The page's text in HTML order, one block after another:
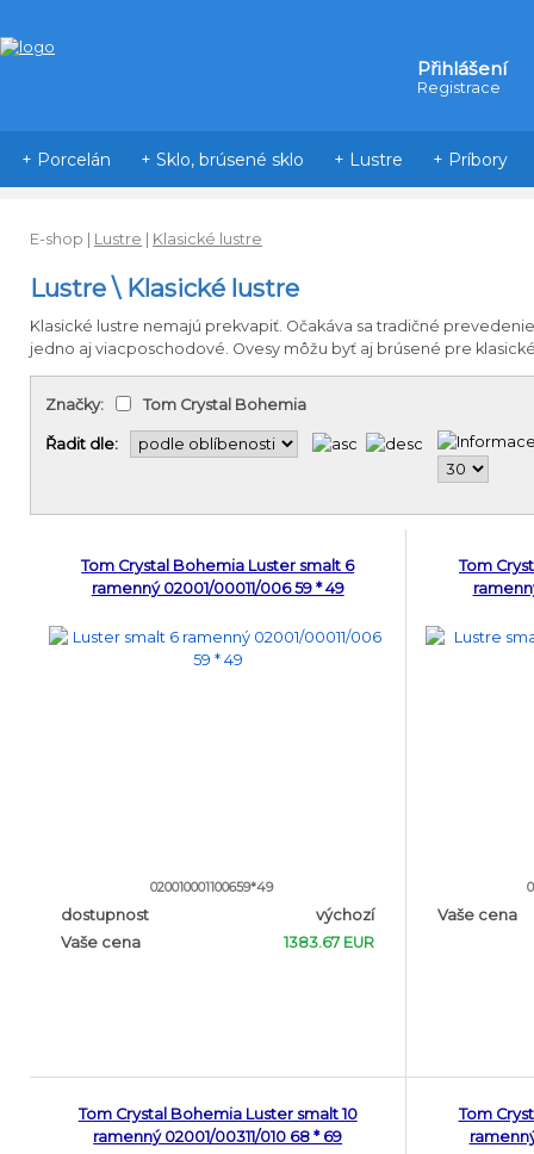
Přihlášení
Registrace
E-shop Lustre Klasické lustre
Lustre \ Klasické lustre
Klasické lustre nemajú prekvapiť. Očakáva sa tradičné
jedno aj viacposchodové. Ovesy môžu byť aj brúsené pre
Značky: Tom Crystal Bohemia
Řadit dle:
Tom Crystal Bohemia Luster smalt 6
ramenný 02001/00011/006 59 * 49
020010001100659*49
dostupnost
výchozí
Vaše cena
1383.67 EUR
Tom
Vaše cena
Tom Crystal Bohemia Luster smalt 10
ramenný 02001/00311/010 68 * 69
Tom
+ Porcelán + Sklo, brúsené sklo + Lustre + Príbory